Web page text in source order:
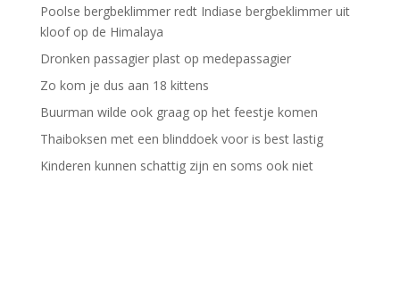
Poolse bergbeklimmer redt Indiase bergbeklimmer uit
kloof op de Himalaya
Dronken passagier plast op medepassagier
Zo kom je dus aan 18 kittens
Buurman wilde ook graag op het feestje komen
Thaiboksen met een blinddoek voor is best lastig
Kinderen kunnen schattig zijn en soms ook niet